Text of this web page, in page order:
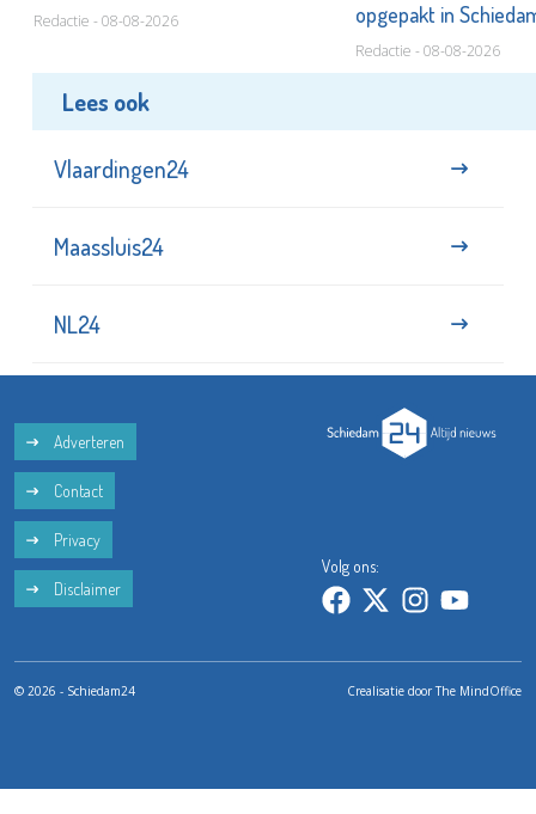
Redactie - 08-08-2026
opgepakt in
Redactie - 08-08-2026
Lees ook
Vlaardingen24
Maassluis24
NL24
Adverteren
Contact
Privacy
Disclaimer
Volg ons:
© 2026 - Schiedam24 Crealisatie doorThe MindOffice